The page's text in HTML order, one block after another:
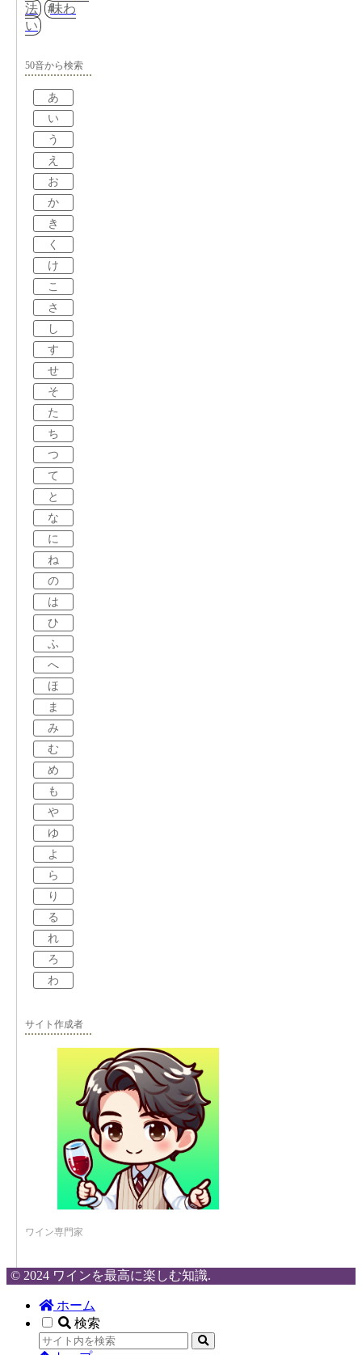
法
味わ
い
50音から検索
あ
い
う
え
お
か
き
く
け
こ
さ
し
す
せ
そ
た
ち
つ
て
と
な
に
ね
の
は
ひ
ふ
へ
ほ
ま
み
む
め
も
や
ゆ
よ
ら
り
る
れ
ろ
わ
サイト作成者
ワイン専門家
© 2024 ワインを最高に楽しむ知識.
ホーム
検索